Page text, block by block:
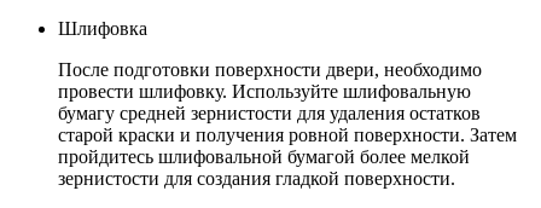
Шлифовка
После подготовки поверхности двери, необходимо
провести шлифовку. Используйте шлифовальную
бумагу средней зернистости для удаления остатков
старой краски и получения ровной поверхности. Затем
пройдитесь шлифовальной бумагой более мелкой
зернистости для создания гладкой поверхности.